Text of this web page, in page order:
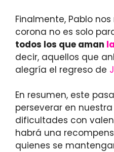
Finalmente, Pablo
corona no es solo
todos los que aman
decir, aquellos que
alegría el regreso de
En resumen, este
perseverar en
dificultades con
habrá una
quienes se